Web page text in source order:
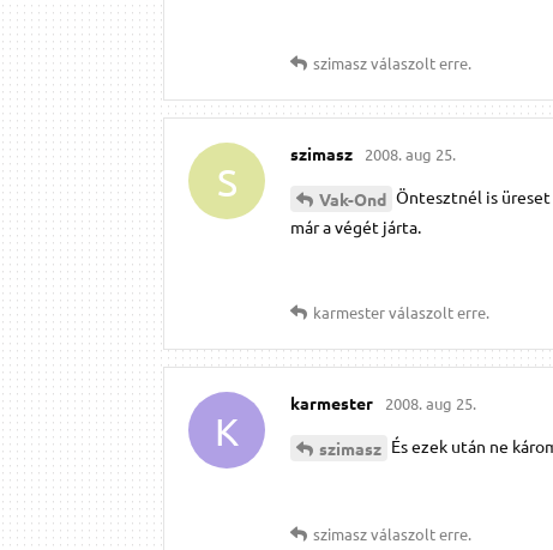
szimaszválaszolt erre.
S
szimasz 2008. aug 25.
Vak-Ond Öntesztnél is üreset
már a végét járta.
karmesterválaszolt erre.
K
karmester 2008. aug 25.
szimasz És ezek után ne
szimaszválaszolt erre.